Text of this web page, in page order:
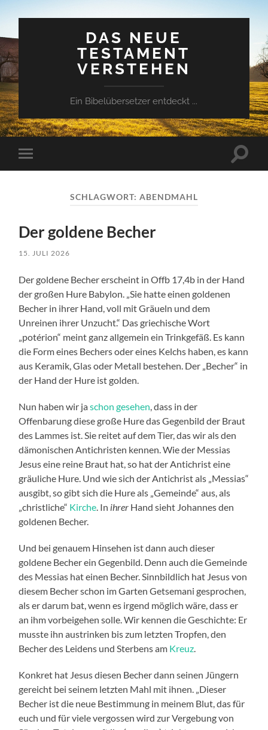
DAS NEUE
TESTAMENT
VERSTEHEN
Ein Bibelübersetzer entdeckt ...
Mobile-
Menü
SCHLAGWORT: ABENDMAHL
Der goldene Becher
15. JULI 2026
Der goldene Becher erscheint in Offb 17,4b in der Hand
der großen Hure Babylon. „Sie hatte einen goldenen
Becher in ihrer Hand, voll mit Gräueln und dem
Unreinen ihrer Unzucht.“ Das griechische Wort
„potérion“ meint ganz allgemein ein Trinkgefäß. Es kann
die Form eines Bechers oder eines Kelchs haben, es kann
aus Keramik, Glas oder Metall bestehen. Der „Becher“ in
der Hand der Hure ist golden.
Nun haben wir jaschon gesehen, dass in der
Offenbarung diese große Hure das Gegenbild der Braut
des Lammes ist. Sie reitet auf dem Tier, das wir als den
dämonischen Antichristen kennen. Wie der Messias
Jesus eine reine Braut hat, so hat der Antichrist eine
gräuliche Hure. Und wie sich der Antichrist als „Messias“
ausgibt, so gibt sich die Hure als „Gemeinde“ aus, als
„christliche“ Kirche. In ihrer Hand sieht Johannes den
goldenen Becher.
Und bei genauem Hinsehen ist dann auch dieser
goldene Becher ein Gegenbild. Denn auch die Gemeinde
des Messias hat einen Becher. Sinnbildlich hat Jesus von
diesem Becher schon im Garten Getsemani gesprochen,
als er darum bat, wenn es irgend möglich wäre, dass er
an ihm vorbeigehen solle. Wir kennen die Geschichte: Er
musste ihn austrinken bis zum letzten Tropfen, den
Becher des Leidens und Sterbens am Kreuz.
Konkret hat Jesus diesen Becher dann seinen Jüngern
gereicht bei seinem letzten Mahl mit ihnen. „Dieser
Becher ist die neue Bestimmung in meinem Blut, das für
euch und für viele vergossen wird zur Vergebung von